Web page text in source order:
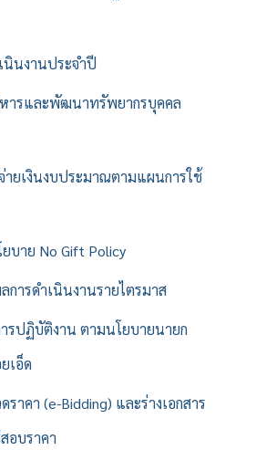
นินงานประจำปี
หารและพัฒนาทรัพยากรบุคคล
ายเงินงบประมาณตามแผนการใช้
บาย No Gift Policy
การดำเนินงานรายไตรมาส
รปฏิบัติงาน ตามนโยบายนายก
เอ็ด
ราคา (e-Bidding) และร่างเอกสาร
อบราคา